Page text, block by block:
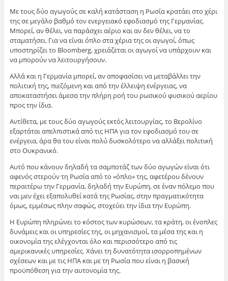
Με τους δύο αγωγούς σε καλή κατάσταση η Ρωσία κρατάει στο χέρι
της σε μεγάλο βαθμό τον ενεργειακό εφοδιασμό της Γερμανίας.
Μπορεί, αν θέλει, να παράσχει αέριο και αν δεν θέλει, να το
σταματήσει. Για να είναι όπλο στα χέρια της οι αγωγοί, όπως
υποστηρίζει το Bloomberg, χρειάζεται οι αγωγοί να υπάρχουν και
να μπορούν να λειτουργήσουν.
Αλλά και η Γερμανία μπορεί, αν αποφασίσει να μεταβάλλει την
πολιτική της, πιεζόμενη και από την έλλειψη ενέργειας, να
αποκαταστήσει άμεσα την πλήρη ροή του ρωσικού φυσικού αερίου
προς την ίδια.
Αντίθετα, με τους δύο αγωγούς εκτός λειτουργίας, το Βερολίνο
εξαρτάται απελπιστικά από τις ΗΠΑ για τον εφοδιασμό του σε
ενέργεια, άρα θα του είναι πολύ δυσκολότερο να αλλάξει πολιτική
στο Ουκρανικό.
Αυτό που κάνουν δηλαδή τα σαμποτάζ των δύο αγωγών είναι ότι
αφενός στερούν τη Ρωσία από το «όπλο» της, αφετέρου δένουν
περαιτέρω την Γερμανία, δηλαδή την Ευρώπη, σε έναν πόλεμο που
ναι μεν έχει εξαπολυθεί κατά της Ρωσίας, στην πραγματικότητα
όμως, εμμέσως πλην σαφώς, στοχεύει την ίδια την Ευρώπη.
Η Ευρώπη πληρώνει το κόστος των κυρώσεων, τα κράτη, οι ένοπλες
δυνάμεις και οι υπηρεσίες της, οι μηχανισμοί, τα μέσα της και η
οικονομία της ελέγχονται όλο και περισσότερο από τις
αμερικανικές υπηρεσίες. Χάνει τη δυνατότητα ισορροπημένων
σχέσεων και με τις ΗΠΑ και με τη Ρωσία που είναι η βασική
προϋπόθεση για την αυτονομία της.